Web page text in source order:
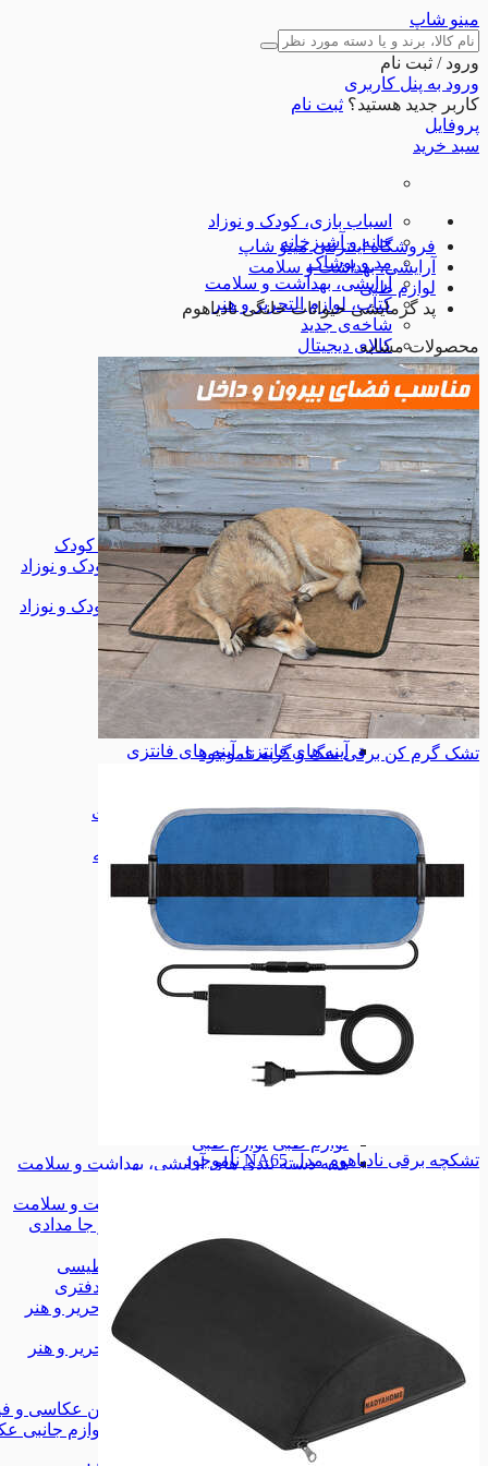
مینو شاپ
ورود / ثبت نام
ورود به پنل کاربری
کاربر جدید هستید؟ ثبت نام
پروفایل
سبد خرید
اسباب بازی، کودک و نوزاد
خانه و آشپزخانه
مد و پوشاک
آرایشی، بهداشت و سلامت
کتاب، لوازم التحریر و هنر
شاخه‌ی جدید
کالای دیجیتال
ورزش و اوقات فراغت
ابزارآلات
لوازم خودرو
تجهیزات ورزشی
شگفت انگیزها
بهداشت و حمام بهداشت و حمام
لوازم نگهداری کودک لوازم نگهداری کودک
همه دسته بندی های اسباب بازی، کودک و نوزاد
اسباب بازی، کودک و نوزاد اسباب بازی، کودک و نوزاد
خواب و حمام خواب و حمام
لوازم خواب لوازم خواب
دکوراتیو دکوراتیو
پرده پرده
لوازم تزیینی
لوازم تزیینی
شلف شلف
آینه های فانتزی آینه های فانتزی
شستشو و نظافت شستشو و نظافت
همه دسته بندی های خانه و آشپزخانه
خانه و آشپزخانه خانه و آشپزخانه
کمربند
پد دسته صندلی پد دسته صندلی
زیورآلات زیورآلات
کیف
کیف کمری
همه دسته بندی های مد و پوشاک
مد و پوشاک مد و پوشاک
لوازم طبی لوازم طبی
همه دسته بندی های آرایشی، بهداشت و سلامت
آرایشی، بهداشت و سلامت
کیف، کوله و جا مدادی
چسب
وایت برد مغناطیسی
وایت برد مغناطیسی
لوازم اداری و دفتری
لوازم اداری و دفتری
همه دسته بندی های کتاب، لوازم التحریر و هنر
کتاب، لوازم التحریر و هنر
شاخه‌ی جدید
دوربین عکاسی و فیلم برداری
دوربین عکاسی و
لوازم جانبی عکاسی و فیلمبرداری
لوازم جانبی
موبایل موبایل
فروشگاه اینترنتی مینو شاپ
آرایشی، بهداشت و سلامت
لوازم طبی
پد گرمایشی حیوانات خانگی نادیاهوم
محصولات مشابه
تشک گرم کن برقی سگ و گربه ناموجود
تشکچه برقی نادیاهوم مدل NA65 ناموجود